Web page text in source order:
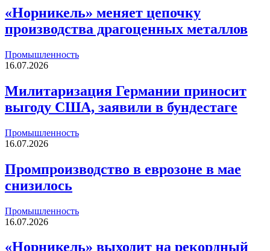
«Норникель» меняет цепочку
производства драгоценных металлов
Промышленность
16.07.2026
Милитаризация Германии приносит
выгоду США, заявили в бундестаге
Промышленность
16.07.2026
Промпроизводство в еврозоне в мае
снизилось
Промышленность
16.07.2026
«Норникель» выходит на рекордный